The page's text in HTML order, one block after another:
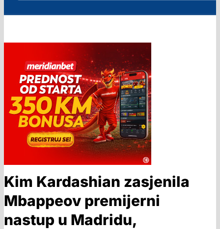
Kim Kardashian zasjenila
Mbappeov premijerni
nastup u Madridu,